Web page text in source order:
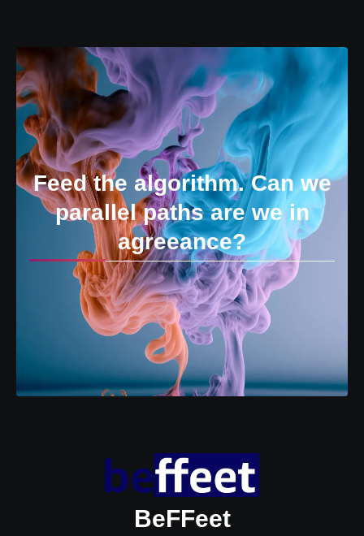
Feed the algorithm. Can we
parallel paths are we in
agreeance?
BeFFeet